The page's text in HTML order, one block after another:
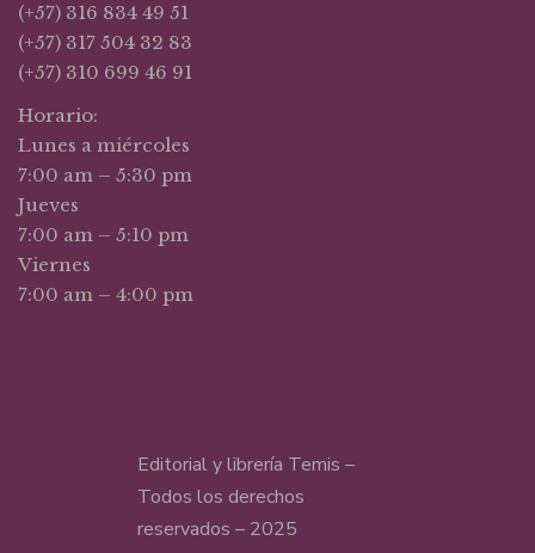
(+57) 316 834 49 51
(+57) 317 504 32 83
(+57) 310 699 46 91
Horario:
Lunes a miércoles
7:00 am – 5:30 pm
Jueves
7:00 am – 5:10 pm
Viernes
7:00 am – 4:00 pm
Editorial y librería Temis –
Todos los derechos
reservados – 2025